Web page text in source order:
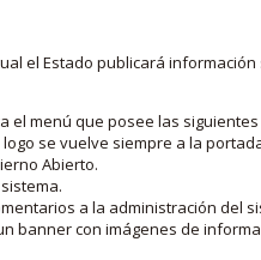
el Estado publicará
el menú que posee las
logo se vuelve siempre a la
Abierto.
a la administración del
banner con imágenes de